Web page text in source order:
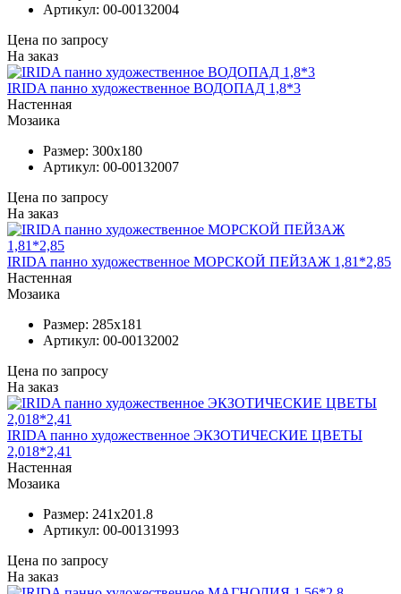
Артикул: 00-00132004
Цена по запросу
На заказ
IRIDA панно художественное ВОДОПАД 1,8*3
Настенная
Мозаика
Размер: 300x180
Артикул: 00-00132007
Цена по запросу
На заказ
IRIDA панно художественное МОРСКОЙ ПЕЙЗАЖ 1,81*2,85
Настенная
Мозаика
Размер: 285x181
Артикул: 00-00132002
Цена по запросу
На заказ
IRIDA панно художественное ЭКЗОТИЧЕСКИЕ ЦВЕТЫ
2,018*2,41
Настенная
Мозаика
Размер: 241x201.8
Артикул: 00-00131993
Цена по запросу
На заказ